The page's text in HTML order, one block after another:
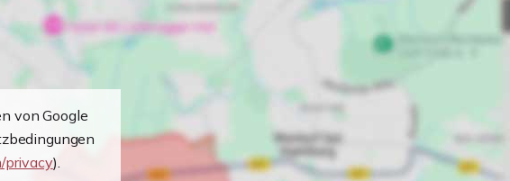
von Google
privacy).